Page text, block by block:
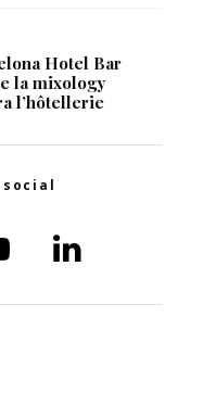
Hotel Bar
la mixology
l’hôtellerie